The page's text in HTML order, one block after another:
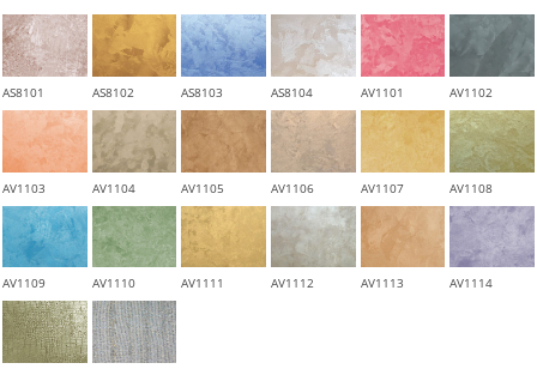
AS8101 AS8102 AS8103 AS8104 AV1101 AV1102
AV1103 AV1104 AV1105 AV1106 AV1107 AV1108
AV1109 AV1110 AV1111 AV1112 AV1113 AV1114